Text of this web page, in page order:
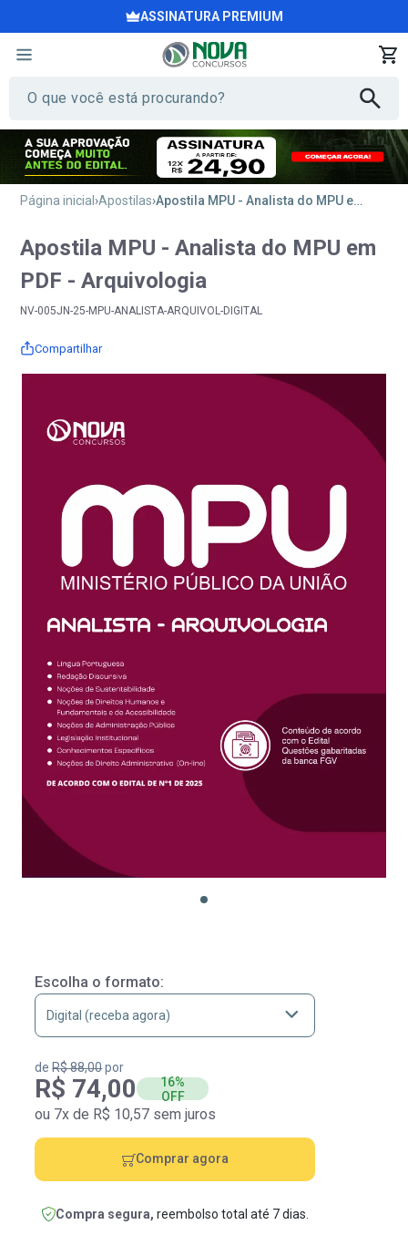
ASSINATURA PREMIUM
Página inicial Apostilas Apostila MPU - Analista do MPU em PDF - Arquivologia
Apostila MPU - Analista do MPU em
PDF - Arquivologia
NV-005JN-25-MPU-ANALISTA-ARQUIVOL-DIGITAL
Compartilhar
Escolha o formato:
deR$ 88,00por
R$ 74,00
16%
OFF
ou 7x de R$ 10,57 sem juros
Comprar agora
Compra segura, reembolso total até 7 dias.